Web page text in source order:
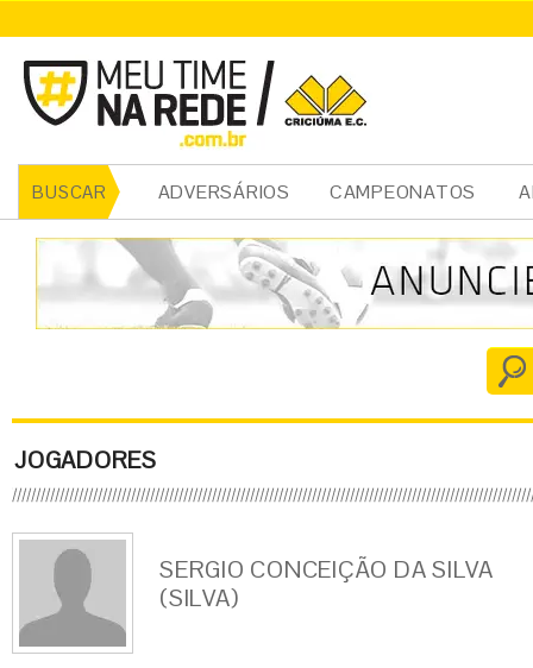
BUSCAR ADVERSÁRIOS CAMPEONATOS
JOGADORES
SERGIO CONCEIÇÃO DA SILVA
(SILVA)